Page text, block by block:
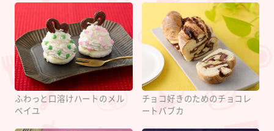
ふわっと口溶けハートのメル
ベイユ
チョコ好きのためのチョコレ
ートバブカ